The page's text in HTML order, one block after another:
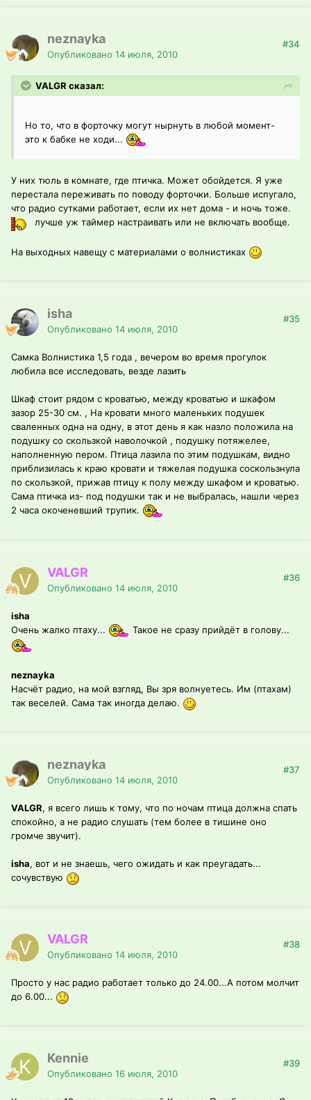
neznayka
Опубликовано 14 июля, 2010
#34
VALGR сказал:
Но то, что в форточку могут нырнуть в любой момент-
это к бабке не ходи...
У них тюль в комнате, где птичка. Может обойдется. Я уже
перестала переживать по поводу форточки. Больше испугало,
что радио сутками работает, если их нет дома - и ночь тоже.
лучше уж таймер настраивать или не включать вообще.
На выходных навещу с материалами о волнистиках
isha
Опубликовано 14 июля, 2010
#35
Самка Волнистика 1,5 года , вечером во время прогулок
любила все исследовать, везде лазить
Шкаф стоит рядом с кроватью, между кроватью и шкафом
зазор 25-30 см. , На кровати много маленьких подушек
сваленных одна на одну, в этот день я как назло положила на
подушку со скользкой наволочкой , подушку потяжелее,
наполненную пером. Птица лазила по этим подушкам, видно
приблизилась к краю кровати и тяжелая подушка соскользнула
по скользкой, прижав птицу к полу между шкафом и кроватью.
Сама птичка из- под подушки так и не выбралась, нашли через
2 часа окоченевший трупик.
VALGR
Опубликовано 14 июля, 2010
#36
isha
Очень жалко птаху...
Такое не сразу прийдёт в голову...
neznayka
Насчёт радио, на мой взгляд, Вы зря волнуетесь. Им (птахам)
так веселей. Сама так иногда делаю.
neznayka
Опубликовано 14 июля, 2010
#37
VALGR, я всего лишь к тому, что по ночам птица должна спать
спокойно, а не радио слушать (тем более в тишине оно
громче звучит).
isha, вот и не знаешь, чего ожидать и как преугадать...
сочувствую
VALGR
Опубликовано 14 июля, 2010
#38
Просто у нас радио работает только до 24.00...А потом молчит
до 6.00...
Kennie
Опубликовано 16 июля, 2010
#39